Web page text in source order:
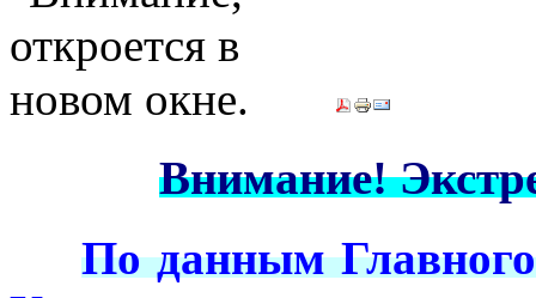
Внимание!
По данным